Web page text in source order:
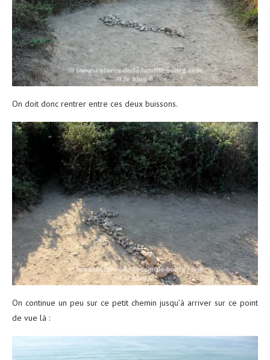
On doit donc rentrer entre ces deux buissons.
On continue un peu sur ce petit chemin jusqu’à arriver sur ce point
de vue là :